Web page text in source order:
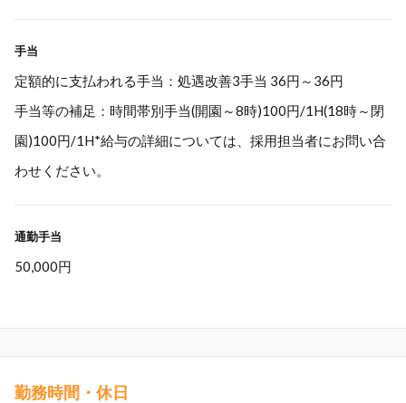
手当
定額的に支払われる手当：処遇改善3手当 36円～36円
手当等の補足：時間帯別手当(開園～8時)100円/1H(18時～閉
園)100円/1H*給与の詳細については、採用担当者にお問い合
わせください。
通勤手当
50,000円
勤務時間・休日